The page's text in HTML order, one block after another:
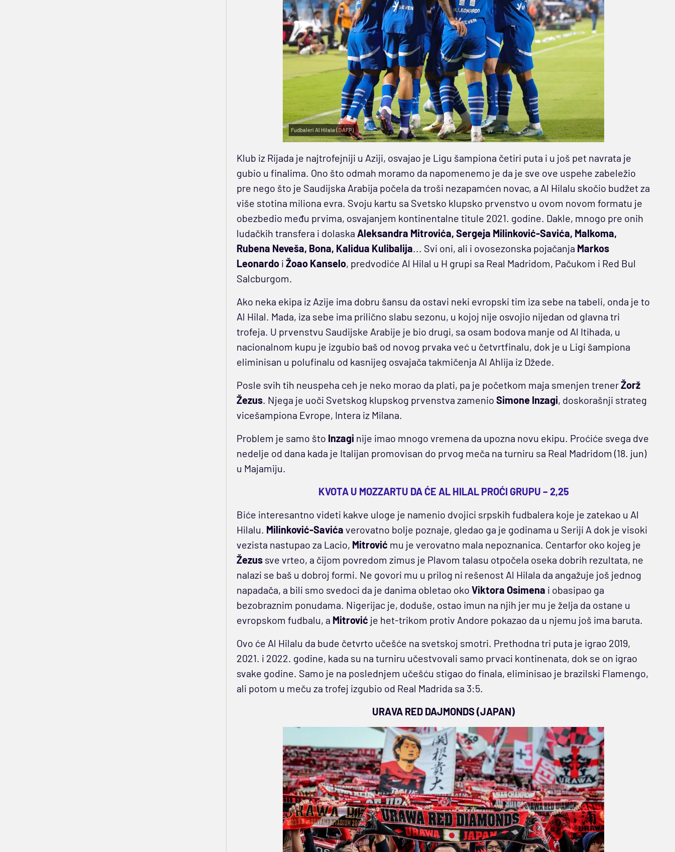
Fudbaleri Al Hilala (©AFP)
Klub iz Rijada je najtrofejniji u Aziji, osvajao je Ligu šampiona četiri puta i u još pet navrata je
gubio u finalima. Ono što odmah moramo da napomenemo je da je sve ove uspehe zabeležio
pre nego što je Saudijska Arabija počela da troši nezapamćen novac, a Al Hilalu skočio budžet za
više stotina miliona evra. Svoju kartu sa Svetsko klupsko prvenstvo u ovom novom formatu je
obezbedio među prvima, osvajanjem kontinentalne titule 2021. godine. Dakle, mnogo pre onih
ludačkih transfera i dolaska Aleksandra Mitrovića, Sergeja Milinković-Savića, Malkoma,
Rubena Neveša, Bona, Kalidua Kulibalija ... Svi oni, ali i ovosezonska pojačanja Markos
Leonardo i Žoao Kanselo, predvodiće Al Hilal u H grupi sa Real Madridom, Pačukom i Red Bul
Salcburgom.
Ako neka ekipa iz Azije ima dobru šansu da ostavi neki evropski tim iza sebe na tabeli, onda je to
Al Hilal. Mada, iza sebe ima prilično slabu sezonu, u kojoj nije osvojio nijedan od glavna tri
trofeja. U prvenstvu Saudijske Arabije je bio drugi, sa osam bodova manje od Al Itihada, u
nacionalnom kupu je izgubio baš od novog prvaka već u četvrtfinalu, dok je u Ligi šampiona
eliminisan u polufinalu od kasnijeg osvajača takmičenja Al Ahlija iz Džede.
Posle svih tih neuspeha ceh je neko morao da plati, pa je početkom maja smenjen trenerŽorž
Žezus. Njega je uoči Svetskog klupskog prvenstva zamenio Simone Inzagi, doskorašnji strateg
vicešampiona Evrope, Intera iz Milana.
Problem je samo što Inzagi nije imao mnogo vremena da upozna novu ekipu. Proćiće svega dve
nedelje od dana kada je Italijan promovisan do prvog meča na turniru sa Real Madridom (18. jun)
u Majamiju.
KVOTA U MOZZARTU DA ĆE AL HILAL PROĆI GRUPU – 2,25
Biće interesantno videti kakve uloge je namenio dvojici srpskih fudbalera koje je zatekao u Al
Hilalu. Milinković-Savića verovatno bolje poznaje, gledao ga je godinama u Seriji A dok je visoki
vezista nastupao za Lacio, Mitrović mu je verovatno mala nepoznanica. Centarfor oko kojeg je
Žezus sve vrteo, a čijom povredom zimus je Plavom talasu otpočela oseka dobrih rezultata, ne
nalazi se baš u dobroj formi. Ne govori mu u prilog ni rešenost Al Hilala da angažuje još jednog
napadača, a bili smo svedoci da je danima obletao oko Viktora Osimena i obasipao ga
bezobraznim ponudama. Nigerijac je, doduše, ostao imun na njih jer mu je želja da ostane u
evropskom fudbalu, a Mitrović je het-trikom protiv Andore pokazao da u njemu još ima baruta.
Ovo će Al Hilalu da bude četvrto učešće na svetskoj smotri. Prethodna tri puta je igrao 2019,
2021. i 2022. godine, kada su na turniru učestvovali samo prvaci kontinenata, dok se on igrao
svake godine. Samo je na poslednjem učešću stigao do finala, eliminisao je brazilski Flamengo,
ali potom u meču za trofej izgubio od Real Madrida sa 3:5.
URAVA RED DAJMONDS (JAPAN)